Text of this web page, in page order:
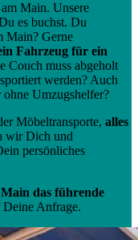
Main. Unsere
es buchst. Du
Main? Gerne
Fahrzeug für ein
Couch muss abgeholt
werden? Auch
Umzugshelfer?
Möbeltransporte, alles
wir Dich und
persönliches
das führende
Deine Anfrage.